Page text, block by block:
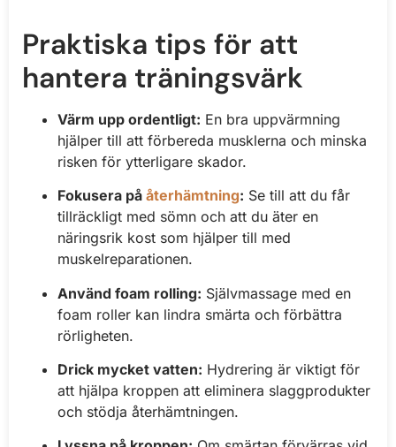
Praktiska tips för att
hantera träningsvärk
Värm upp ordentligt: En bra uppvärmning
hjälper till att förbereda musklerna och minska
risken för ytterligare skador.
Fokusera på återhämtning: Se till att du får
tillräckligt med sömn och att du äter en
näringsrik kost som hjälper till med
muskelreparationen.
Använd foam rolling: Självmassage med en
foam roller kan lindra smärta och förbättra
rörligheten.
Drick mycket vatten: Hydrering är viktigt för
att hjälpa kroppen att eliminera slaggprodukter
och stödja återhämtningen.